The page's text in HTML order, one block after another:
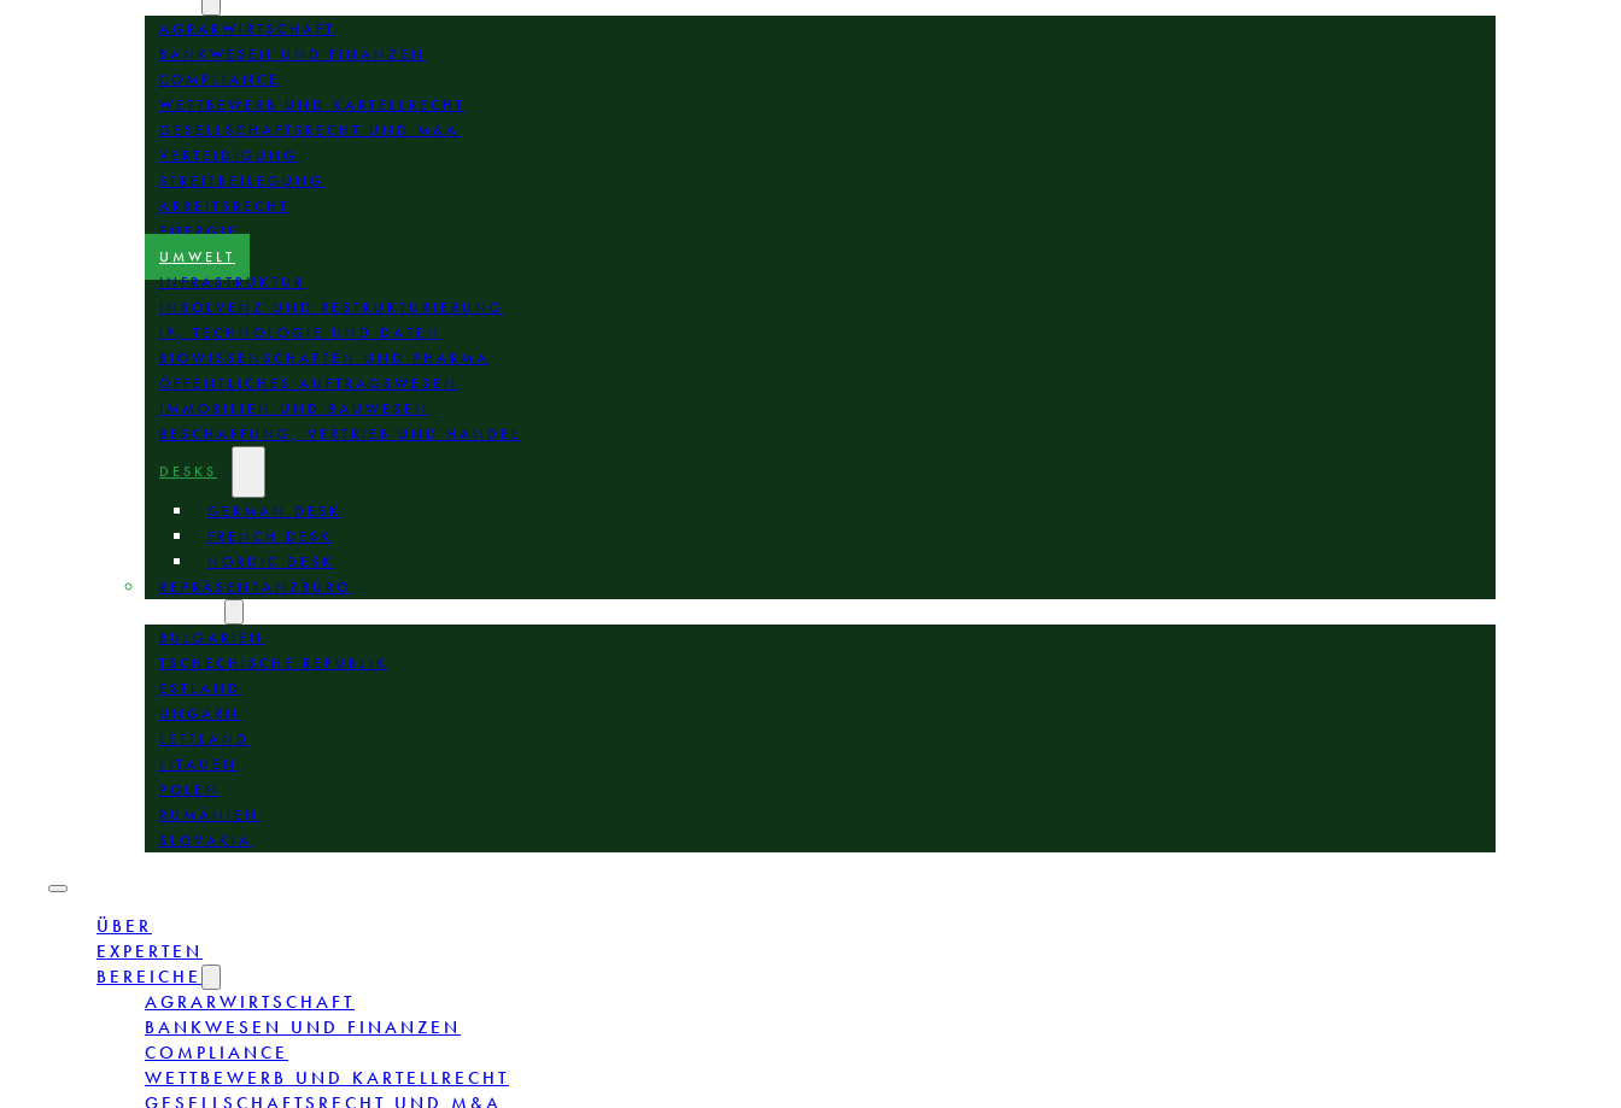
AGRARWIRTSCHAFT
BANKWESEN UND FINANZEN
COMPLIANCE
WETTBEWERB UND KARTELLRECHT
GESELLSCHAFTSRECHT UND M&A
VERTEIDIGUNG
STREITBEILEGUNG
ARBEITSRECHT
ENERGIE
UMWELT
INFRASTRUKTUR
INSOLVENZ UND RESTRUKTURIERUNG
IP, TECHNOLOGIE UND DATEN
BIOWISSENSCHAFTEN UND PHARMA
ÖFFENTLICHES AUFTRAGSWESEN
IMMOBILIEN UND BAUWESEN
BESCHAFFUNG, VERTRIEB UND HANDEL
DESKS
GERMAN DESK
FRENCH DESK
NORDIC DESK
REPRÄSENTANZBÜRO
BULGARIEN
TSCHECHISCHE REPUBLIK
ESTLAND
UNGARN
LETTLAND
LITAUEN
POLEN
RUMÄNIEN
SLOVAKIA
ÜBER
EXPERTEN
BEREICHE
AGRARWIRTSCHAFT
BANKWESEN UND FINANZEN
COMPLIANCE
WETTBEWERB UND KARTELLRECHT
GESELLSCHAFTSRECHT UND M&A